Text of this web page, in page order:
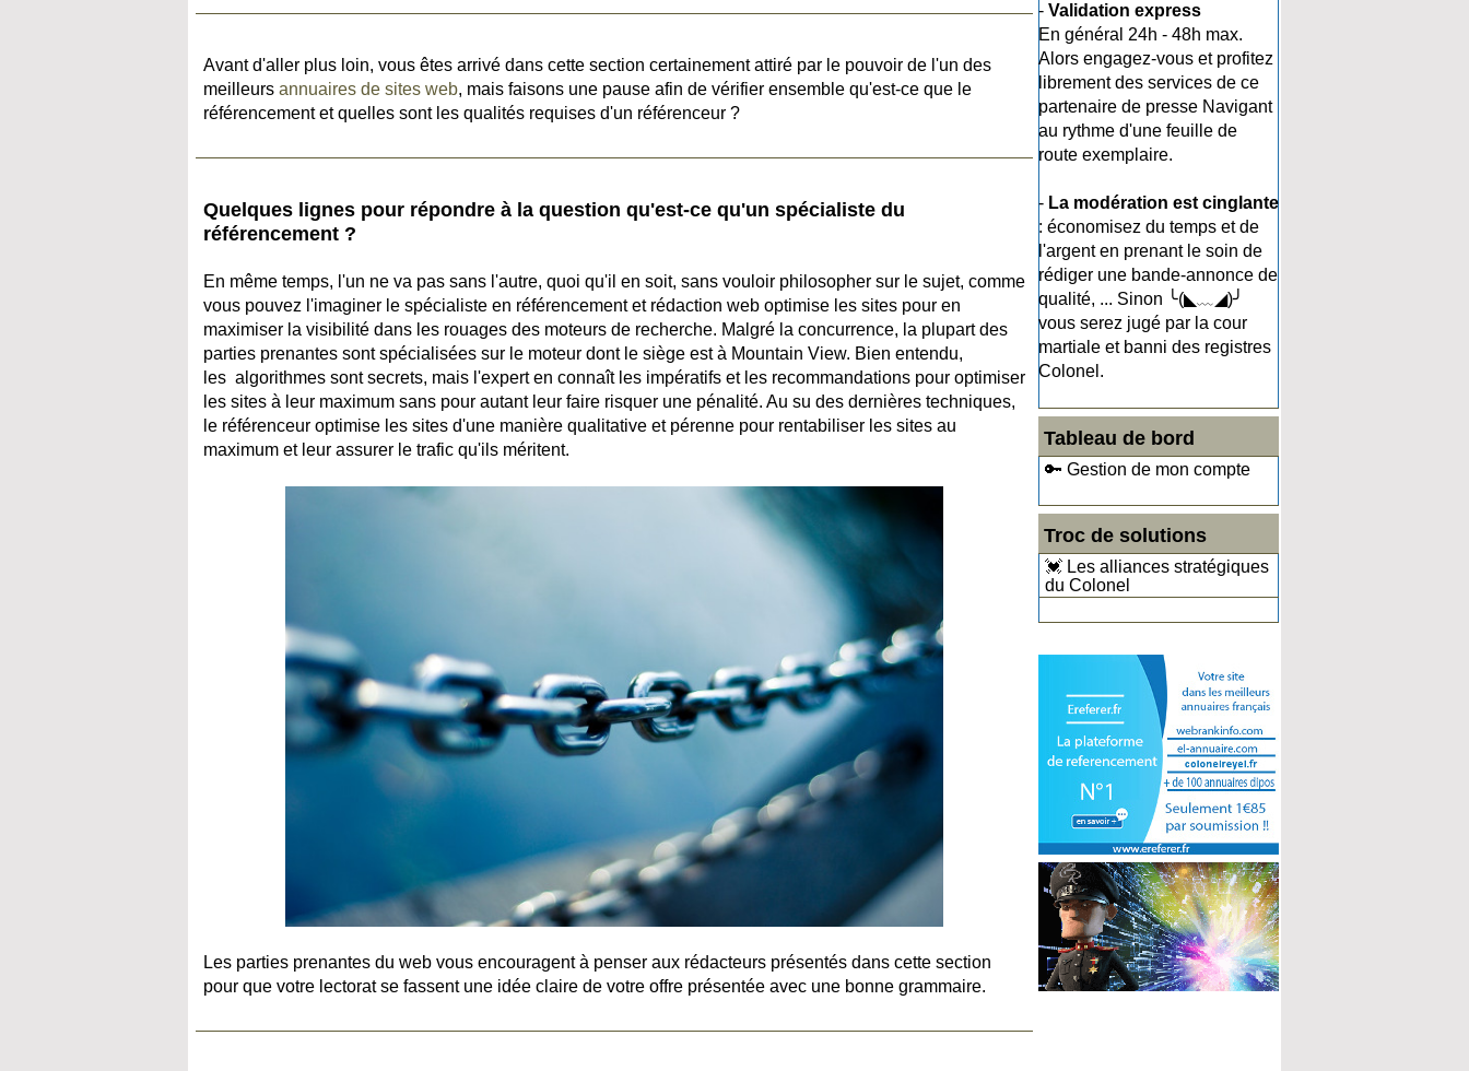
- Validation express
En général 24h - 48h max.
Alors engagez-vous et profitez
librement des services de ce
partenaire de presse Navigant
au rythme d'une feuille de
route exemplaire.
- La modération est cinglante
: économisez du temps et de
l'argent en prenant le soin de
rédiger une bande-annonce de
qualité, ... Sinon ╰(◣﹏◢)╯
vous serez jugé par la cour
martiale et banni des registres
Colonel.
Tableau de bord
🔑 Gestion de mon compte
Troc de solutions
💓 Les alliances stratégiques
du Colonel
Avant d'aller plus loin, vous êtes arrivé dans cette section certainement attiré par le pouvoir de l'un des
meilleurs annuaires de sites web, mais faisons une pause afin de vérifier ensemble qu'est-ce que le
référencement et quelles sont les qualités requises d'un référenceur ?
Quelques lignes pour répondre à la question qu'est-ce qu'un spécialiste du
référencement ?
En même temps, l'un ne va pas sans l'autre, quoi qu'il en soit, sans vouloir philosopher sur le sujet, comme
vous pouvez l'imaginer le spécialiste en référencement et rédaction web optimise les sites pour en
maximiser la visibilité dans les rouages des moteurs de recherche. Malgré la concurrence, la plupart des
parties prenantes sont spécialisées sur le moteur dont le siège est à Mountain View. Bien entendu,
les algorithmes sont secrets, mais l'expert en connaît les impératifs et les recommandations pour optimiser
les sites à leur maximum sans pour autant leur faire risquer une pénalité. Au su des dernières techniques,
le référenceur optimise les sites d'une manière qualitative et pérenne pour rentabiliser les sites au
maximum et leur assurer le trafic qu'ils méritent.
Les parties prenantes du web vous encouragent à penser aux rédacteurs présentés dans cette section
pour que votre lectorat se fassent une idée claire de votre offre présentée avec une bonne grammaire.